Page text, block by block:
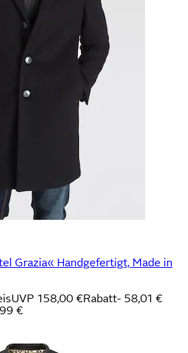
Grazia« Handgefertigt, Made in
UVP 158,00 €Rabatt- 58,01 €
€